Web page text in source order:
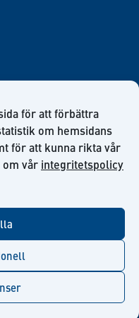
för att förbättra
om hemsidans
för att kunna rikta vår
vår integritetspolicy